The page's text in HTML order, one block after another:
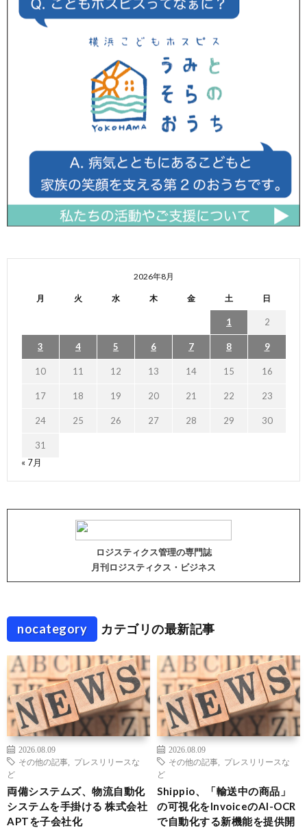
2026年8月
月 火 水 木 金 土 日
1 2
3 4 5 6 7 8 9
10 11 12 13 14 15 16
17 18 19 20 21 22 23
24 25 26 27 28 29 30
31
« 7月
ロジスティクス管理の専門誌
月刊ロジスティクス・ビジネス
nocategory カテゴリの最新記事
2026.08.09
その他の記事
プレスリリースな
ど
両備システムズ、物流自動化
システムを手掛ける 株式会社
APTを子会社化
2026.08.09
その他の記事
プレスリリースな
ど
Shippio、「輸送中の商品」
の可視化をInvoiceのAI-OCR
で自動化する新機能を提供開